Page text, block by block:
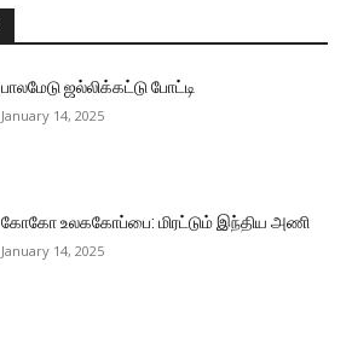
பாலமேடு ஜல்லிக்கட்டு போட்டி
January 14, 2025
கோகோ உலககோப்பை: மிரட்டும் இந்திய அணி
January 14, 2025